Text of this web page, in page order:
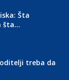
Šta
šta...
treba da